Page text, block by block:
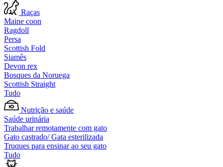
Raças
Maine coon
Ragdoll
Persa
Scottish Fold
Siamês
Devon rex
Bosques da Noruega
Scottish Straight
Tudo
Nutrição e saúde
Saúde urinária
Trabalhar remotamente com gato
Gato castrado/ Gata esterilizada
Truques para ensinar ao seu gato
Tudo